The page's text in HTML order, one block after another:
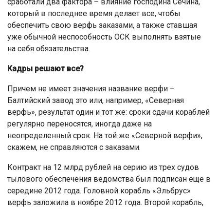
который в последнее время делает все, чтобы
обеспечить свою верфь заказами, а также ставшая
уже обычной неспособность ОСК выполнять взятые
на себя обязательства.
Кадры решают все?
Причем не имеет значения название верфи –
Балтийский завод это или, например, «Северная
верфь», результат один и тот же: сроки сдачи кораблей
регулярно переносятся, иногда даже на
неопределенный срок. На той же «Северной верфи»,
скажем, не справляются с заказами.
Контракт на 12 млрд рублей на серию из трех судов
тылового обеспечения ведомства был подписан еще в
середине 2012 года. Головной корабль «Эльбрус»
верфь заложила в ноябре 2012 года. Второй корабль,